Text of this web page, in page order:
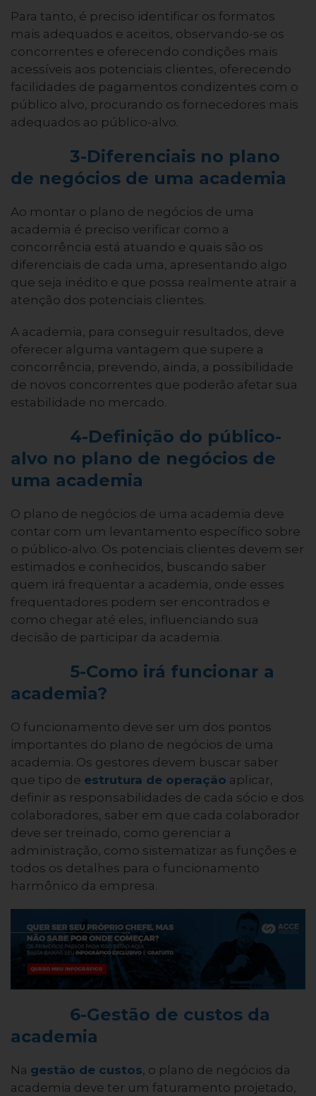
Para tanto, é preciso identificar os formatos
mais adequados e aceitos, observando-se os
concorrentes e oferecendo condições mais
acessíveis aos potenciais clientes, oferecendo
facilidades de pagamentos condizentes com o
público alvo, procurando os fornecedores mais
adequados ao público-alvo.
3-Diferenciais no plano
de negócios de uma academia
Ao montar o plano de negócios de uma
academia é preciso verificar como a
concorrência está atuando e quais são os
diferenciais de cada uma, apresentando algo
que seja inédito e que possa realmente atrair a
atenção dos potenciais clientes.
A academia, para conseguir resultados, deve
oferecer alguma vantagem que supere a
concorrência, prevendo, ainda, a possibilidade
de novos concorrentes que poderão afetar sua
estabilidade no mercado.
4-Definição do público-
alvo no plano de negócios de
uma academia
O plano de negócios de uma academia deve
contar com um levantamento específico sobre
o público-alvo. Os potenciais clientes devem ser
estimados e conhecidos, buscando saber
quem irá freqüentar a academia, onde esses
frequentadores podem ser encontrados e
como chegar até eles, influenciando sua
decisão de participar da academia.
5-Como irá funcionar a
academia?
O funcionamento deve ser um dos pontos
importantes do plano de negócios de uma
academia. Os gestores devem buscar saber
que tipo de estrutura de operação aplicar,
definir as responsabilidades de cada sócio e dos
colaboradores, saber em que cada colaborador
deve ser treinado, como gerenciar a
administração, como sistematizar as funções e
todos os detalhes para o funcionamento
harmônico da empresa.
6-Gestão de custos da
academia
Na gestão de custos, o plano de negócios da
academia deve ter um faturamento projetado,